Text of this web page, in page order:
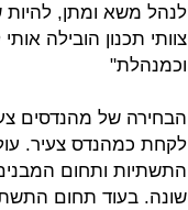
לנהל משא ומתן, להיות
צוותי תכנון הובילה
וכמנהלת"
הבחירה של מהנדסים
לקחת כמהנדס צעיר.
התשתיות ותחום
שונה. בעוד תחום